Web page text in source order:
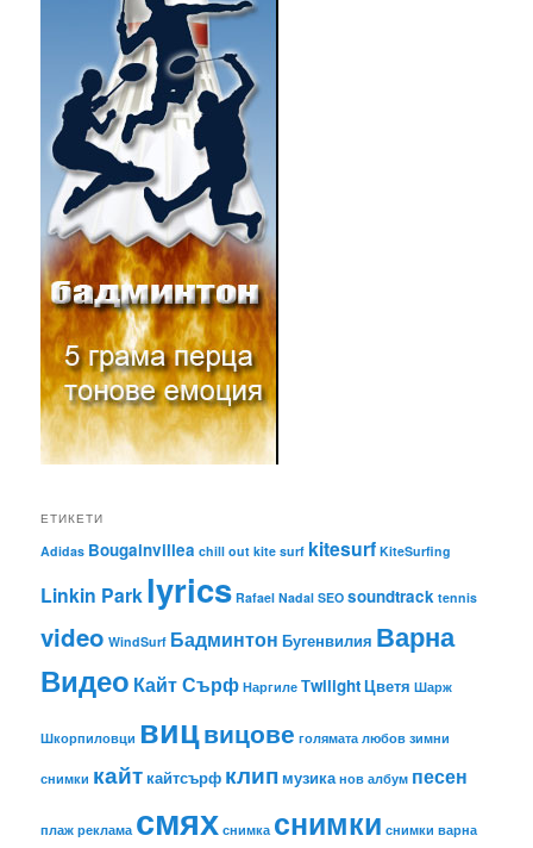
ЕТИКЕТИ
Adidas Bougainvillea chill out kite surf kitesurf KiteSurfing
Linkin Parklyrics Rafael Nadal SEO soundtrack tennis
video WindSurf Бадминтон Бугенвилия Варна
Видео Кайт Сърф Наргиле ТwilightЦветя Шарж
Шкорпиловци вицвицове голямата любов зимни
снимки кайт кайтсърф клип музика нов албум песен
плаж реклама смях снимка снимки снимки варна